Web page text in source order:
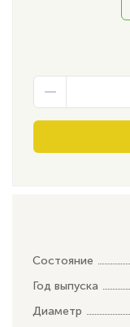
Состояние
Год выпуска
Диаметр